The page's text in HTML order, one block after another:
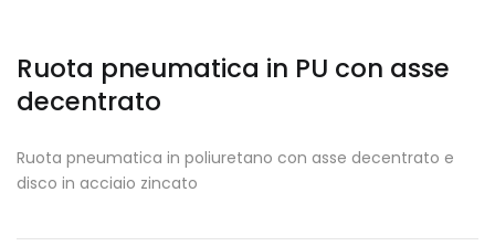
Ruota pneumatica in PU con asse
decentrato
Ruota pneumatica in poliuretano con asse decentrato e
disco in acciaio zincato